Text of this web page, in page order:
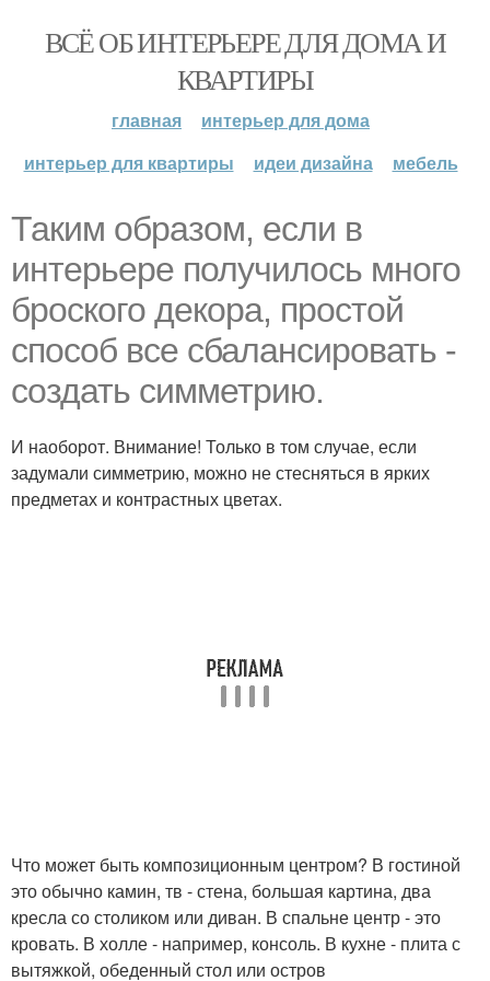
ВСЁ ОБ ИНТЕРЬЕРЕ ДЛЯ ДОМА И
КВАРТИРЫ
главная
интерьер для дома
интерьер для квартиры
идеи дизайна мебель
Таким образом, если в
интерьере получилось много
броского декора, простой
способ все сбалансировать -
создать симметрию.
И наоборот. Внимание! Только в том случае, если
задумали симметрию, можно не стесняться в ярких
предметах и контрастных цветах.
Что может быть композиционным центром? В гостиной
это обычно камин, тв - стена, большая картина, два
кресла со столиком или диван. В спальне центр - это
кровать. В холле - например, консоль. В кухне - плита с
вытяжкой, обеденный стол или остров